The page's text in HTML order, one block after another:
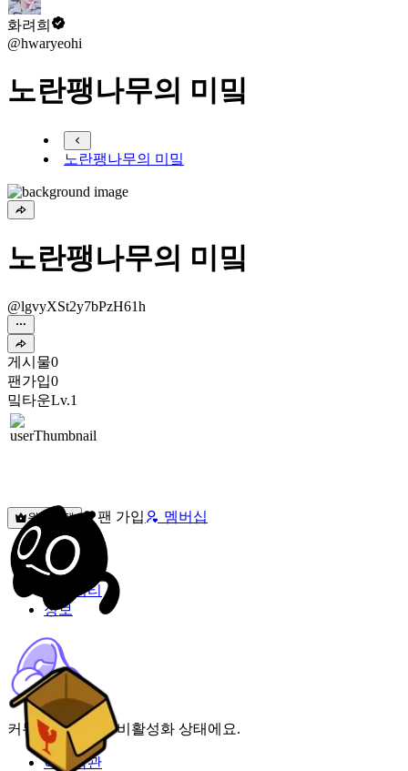
화려희
@hwaryeohi
노란팽나무의 미밐
노란팽나무의 미밐
노란팽나무의 미밐
@lgvyXSt2y7bPzH61h
게시물0
팬가입0
밐타운Lv.1
원픽선택 팬 가입 멤버십
밐타운
피드
커뮤니티
정보
커뮤니티 기능이 비활성화 상태에요.
이용약관